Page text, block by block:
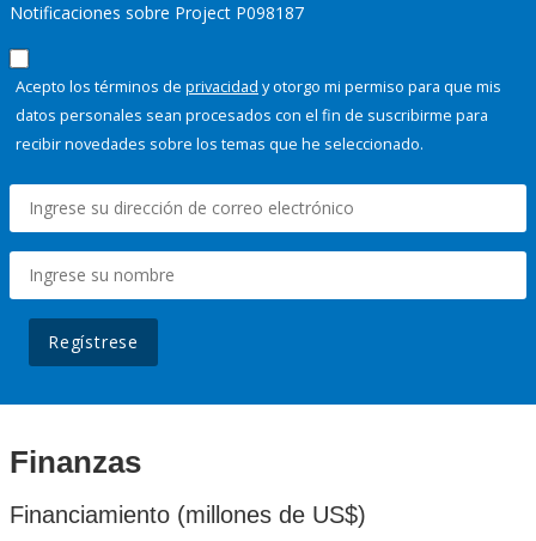
Notificaciones sobre Project P098187
Acepto los términos de privacidad y otorgo mi permiso para que mis
datos personales sean procesados con el fin de suscribirme para
recibir novedades sobre los temas que he seleccionado.
Regístrese
Finanzas
Financiamiento (millones de US$)